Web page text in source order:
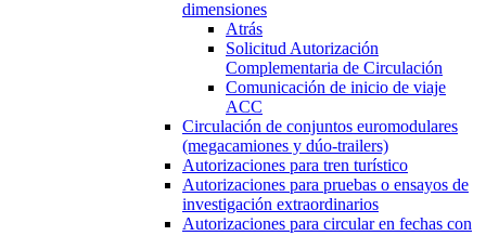
dimensiones
Atrás
Solicitud Autorización
Complementaria de Circulación
Comunicación de inicio de viaje
ACC
Circulación de conjuntos euromodulares
(megacamiones y dúo-trailers)
Autorizaciones para tren turístico
Autorizaciones para pruebas o ensayos de
investigación extraordinarios
Autorizaciones para circular en fechas con